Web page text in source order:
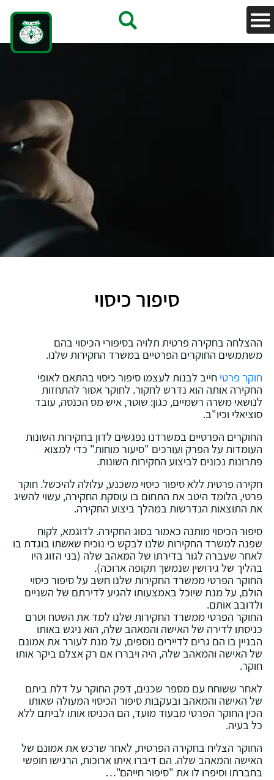
סיפור כיסוי
ההצלחה בחקירה פרטית תלויה בסיפורי הכיסוי בהם
משתמשים החוקרים הפרטיים במשרד החקירות שלנו.
חוקר פרטי חייב לבנות לעצמו סיפור כיסוי בהתאם לאופי
החקירה אותה הוא נדרש לחקור. לחוקר אסור להתחזות
לנושאי משרה רשמיים, כגון: שוטר, איש מס הכנסה, עובד
סוציאלי וכיו"ב.
החוקרים הפרטיים במשרדנו נפגשים לדון בחקירות השונות
העומדות על הפרק ועורכים "סיעור מוחות" כדי למצוא
פתרונות נכונים לביצוע החקירות השונות.
חקירה פרטית ללא סיפור כיסוי משכנע, עלולה להיכשל. חוקר
פרטי, הלומד היטב את התחום בו עוסקת החקירה, עשוי להשיג
את התוצאות הנדרשות במהלך ביצוע החקירה.
סיפור הכיסוי מותנה כאמור בסוג החקירה. לדוגמא, לקוח
שפנה למשרד החקירות שלנו לבקש כי נוכיח שאשתו בוגדת בו
לאחר שעברה לגור בדירתו של המאהב שלה (בני הזוג היו
בהליך של גירושין שנמשך תקופה ארוכה).
החוקר הפרטי ממשרד החקירות שלנו חשב על סיפור כיסוי
הולם, על מנת שיוכל באמצעותו להגיע לדירתם של השניים
ולדובב אותם.
החוקר הפרטי ממשרד החקירות שלנו למד את השטח וטרם
כניסתו לדירה של האישה והמאהב שלה, הוא ניגש באותו
הבניין בו הם גרים לדיירים נוספים, על מנת לעורר את אמונם
של האישה והמאהב שלה, היה ויבררו אם רק אצלם ביקר אותו
חוקר.
לאחר ששוחח עם מספר שכנים, דפק החוקר על דלת ביתם
של האישה והמאהב ובעקבות סיפור הכיסוי המעולה שאותו
הכין החוקר הפרטי מבעוד מועד, הם הכניסו אותו לביתם ללא
כל בעיה.
החוקר הצליח בחקירה הפרטית, לאחר שרכש את אמונם של
האישה והמאהב שלה. הם דיברו איתו ארוכות, הרגישו חופשי
בחברתו וסיפרו לו את "סיפור חייהם"…